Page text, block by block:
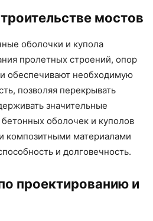
мостов
оболочки и купола
пролетных строений, опор
обеспечивают необходимую
позволяя перекрывать
значительные
оболочек и куполов
композитными материалами
и долговечность.
проектированию и